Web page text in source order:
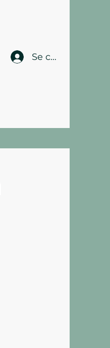
Se connecter